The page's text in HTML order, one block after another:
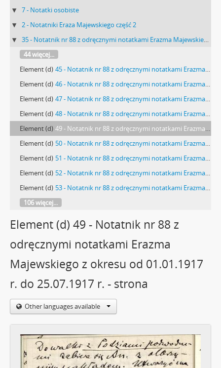
7 - Notatki osobiste
2 - Notatniki Eraza Majewskiego część 2
35 - Notatnik nr 88 z odręcznymi notatkami Erazma Majewskiego z okresu od 01.01.1917 r. do 25.07.1917 r.
44 więcej...
Element (d) 45 - Notatnik nr 88 z odręcznymi notatkami Erazma Majewskiego z okresu od 01.01.1917 r. do 25.07.1917 r. - strona
Element (d) 46 - Notatnik nr 88 z odręcznymi notatkami Erazma Majewskiego z okresu od 01.01.1917 r. do 25.07.1917 r. - strona
Element (d) 47 - Notatnik nr 88 z odręcznymi notatkami Erazma Majewskiego z okresu od 01.01.1917 r. do 25.07.1917 r. - strona
Element (d) 48 - Notatnik nr 88 z odręcznymi notatkami Erazma Majewskiego z okresu od 01.01.1917 r. do 25.07.1917 r. - strona
Element (d) 49 - Notatnik nr 88 z odręcznymi notatkami Erazma Majewskiego z okresu od 01.01.1917 r. do 25.07.1917 r. - strona
Element (d) 50 - Notatnik nr 88 z odręcznymi notatkami Erazma Majewskiego z okresu od 01.01.1917 r. do 25.07.1917 r. - strona
Element (d) 51 - Notatnik nr 88 z odręcznymi notatkami Erazma Majewskiego z okresu od 01.01.1917 r. do 25.07.1917 r. - strona
Element (d) 52 - Notatnik nr 88 z odręcznymi notatkami Erazma Majewskiego z okresu od 01.01.1917 r. do 25.07.1917 r. - strona
Element (d) 53 - Notatnik nr 88 z odręcznymi notatkami Erazma Majewskiego z okresu od 01.01.1917 r. do 25.07.1917 r. - strona
106 więcej...
Element (d) 49 - Notatnik nr 88 z
odręcznymi notatkami Erazma
Majewskiego z okresu od 01.01.1917
r. do 25.07.1917 r. - strona
Other languages available